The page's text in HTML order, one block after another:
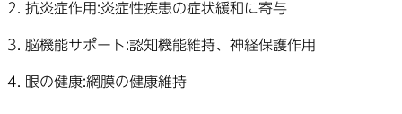
2. 抗炎症作用:炎症性疾患の症状緩和に寄与
3. 脳機能サポート:認知機能維持、神経保護作用
4. 眼の健康:網膜の健康維持